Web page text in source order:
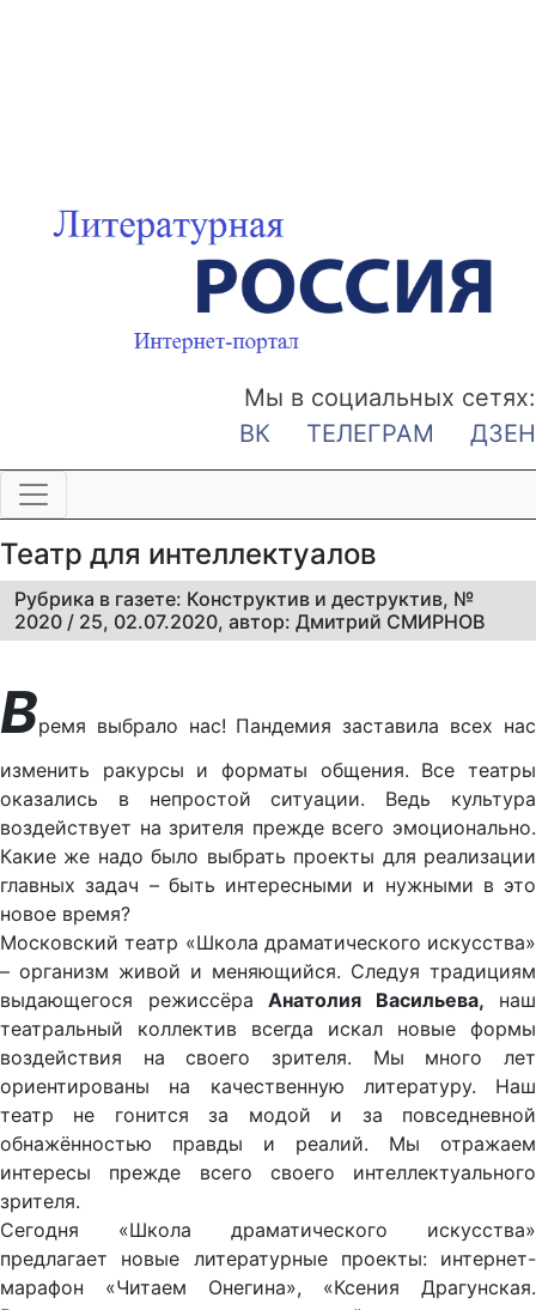
Мы в социальных сетях:
ВК
ТЕЛЕГРАМ ДЗЕН
Театр для интеллектуалов
Рубрика в газете: Конструктив и деструктив, №
2020 / 25, 02.07.2020, автор: Дмитрий СМИРНОВ
Время выбрало нас! Пандемия заставила всех нас
изменить ракурсы и форматы общения. Все театры
оказались в непростой ситуации. Ведь культура
воздействует на зрителя прежде всего эмоционально.
Какие же надо было выбрать проекты для реализации
главных задач – быть интересными и нужными в это
новое время?
Московский театр «Школа драматического искусства»
– организм живой и меняющийся. Следуя традициям
выдающегося режиссёра Анатолия Васильева, наш
театральный коллектив всегда искал новые формы
воздействия на своего зрителя. Мы много лет
ориентированы на качественную литературу. Наш
театр не гонится за модой и за повседневной
обнажённостью правды и реалий. Мы отражаем
интересы прежде всего своего интеллектуального
зрителя.
Сегодня «Школа драматического искусства»
предлагает новые литературные проекты: интернет-
марафон «Читаем Онегина», «Ксения Драгунская.